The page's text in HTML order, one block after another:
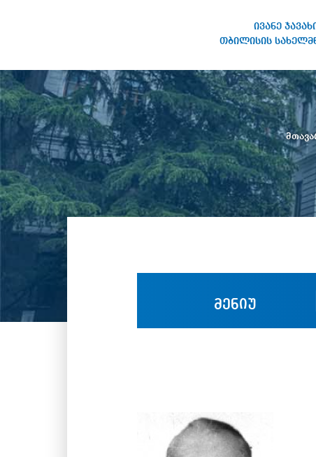
ივანე
თბილისის
სახელობის თბილისის
სახელმწიფო უნივერსიტეტი
მენიუ